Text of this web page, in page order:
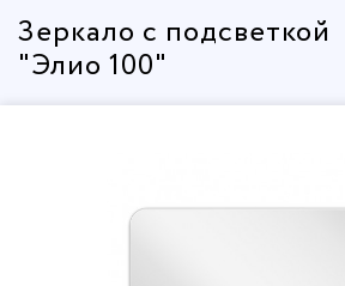
Зеркало с подсветкой
"Элио 100"